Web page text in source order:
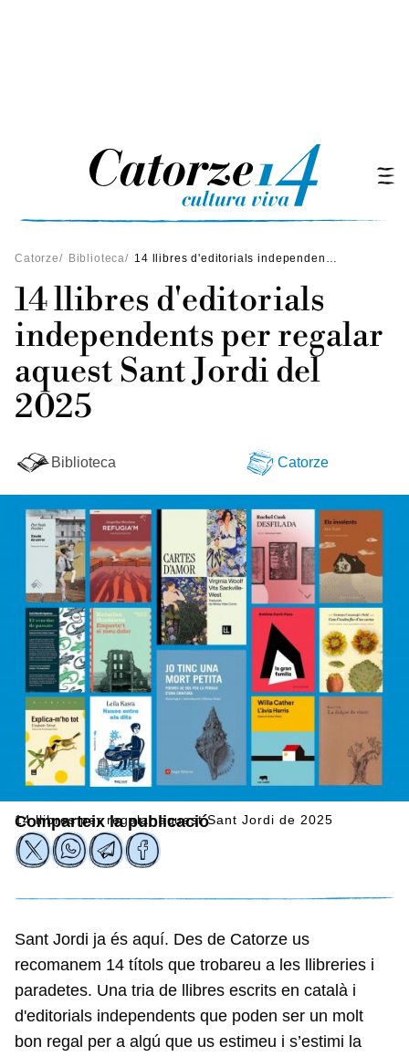
Catorze/ Biblioteca/ 14 llibres d'editorials independents per regalar aquest Sant Jordi del 2025
14 llibres d'editorials
independents per regalar
aquest Sant Jordi del
2025
Biblioteca Catorze
14 llibres per regalar aquest Sant Jordi de 2025
Comparteix la publicació
Sant Jordi ja és aquí. Des de Catorze us
recomanem 14 títols que trobareu a les llibreries i
paradetes. Una tria de llibres escrits en català i
d'editorials independents que poden ser un molt
bon regal per a algú que us estimeu i s’estimi la